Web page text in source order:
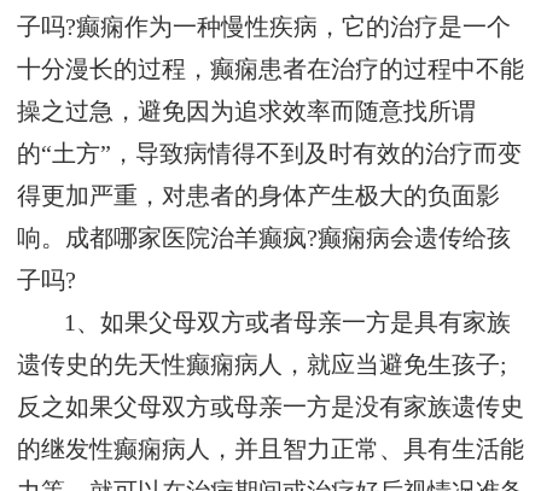
子吗?癫痫作为一种慢性疾病，它的治疗是一个
十分漫长的过程，癫痫患者在治疗的过程中不能
操之过急，避免因为追求效率而随意找所谓
的“土方”，导致病情得不到及时有效的治疗而变
得更加严重，对患者的身体产生极大的负面影
响。成都哪家医院治羊癫疯?癫痫病会遗传给孩
子吗?
1、如果父母双方或者母亲一方是具有家族
遗传史的先天性癫痫病人，就应当避免生孩子;
反之如果父母双方或母亲一方是没有家族遗传史
的继发性癫痫病人，并且智力正常、具有生活能